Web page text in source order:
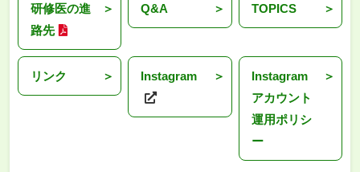
研修医の進
路先
Q&A TOPICS
リンク Instagram
Instagram
アカウント
運用ポリシ
ー